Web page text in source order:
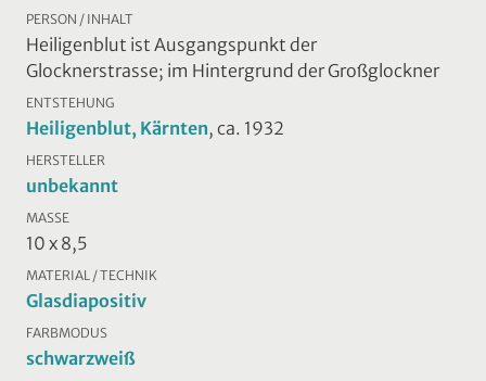
PERSON / INHALT
Heiligenblut ist Ausgangspunkt der
Glocknerstrasse; im Hintergrund der Großglockner
ENTSTEHUNG
Heiligenblut, Kärnten, ca. 1932
HERSTELLER
unbekannt
MASSE
10 x 8,5
MATERIAL / TECHNIK
Glasdiapositiv
FARBMODUS
schwarzweiß